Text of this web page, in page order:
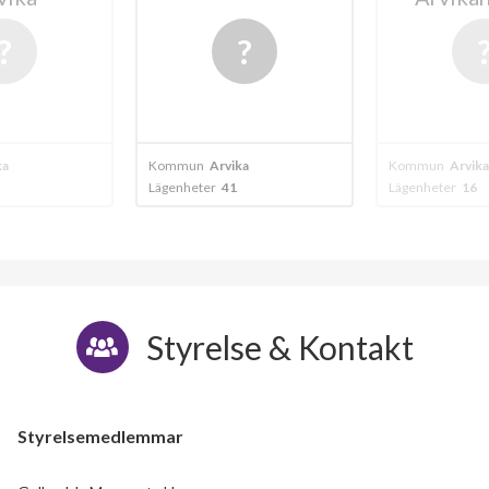
Kommun Arvika
Lägenheter 16
Kommun Arvika
Lägenheter 24
Styrelse & Kontakt
Styrelsemedlemmar